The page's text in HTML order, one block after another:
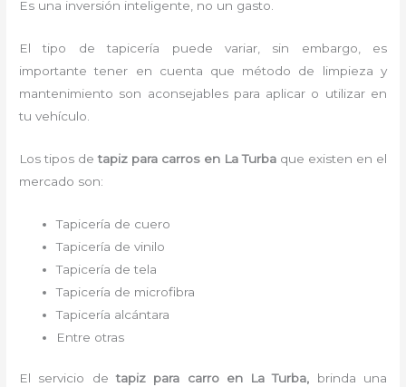
Es una inversión inteligente, no un gasto.
El tipo de tapicería puede variar, sin embargo, es
importante tener en cuenta que método de limpieza y
mantenimiento son aconsejables para aplicar o utilizar en
tu vehículo.
Los tipos detapiz para carrosen La Turbaque existen en el
mercado son:
Tapicería de cuero
Tapicería de vinilo
Tapicería de tela
Tapicería de microfibra
Tapicería alcántara
Entre otras
El servicio detapiz para carroen La Turba, brinda una